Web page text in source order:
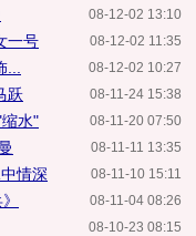
08-12-02 13:10
08-12-02 11:35
一号
08-12-02 10:27
08-11-24 15:38
跃
08-11-20 07:50
水"
08-11-11 13:35
08-11-10 15:11
情深
08-11-04 08:26
08-10-23 08:15